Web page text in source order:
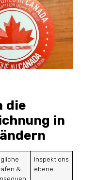
die
in
&
Inspektions
ebene